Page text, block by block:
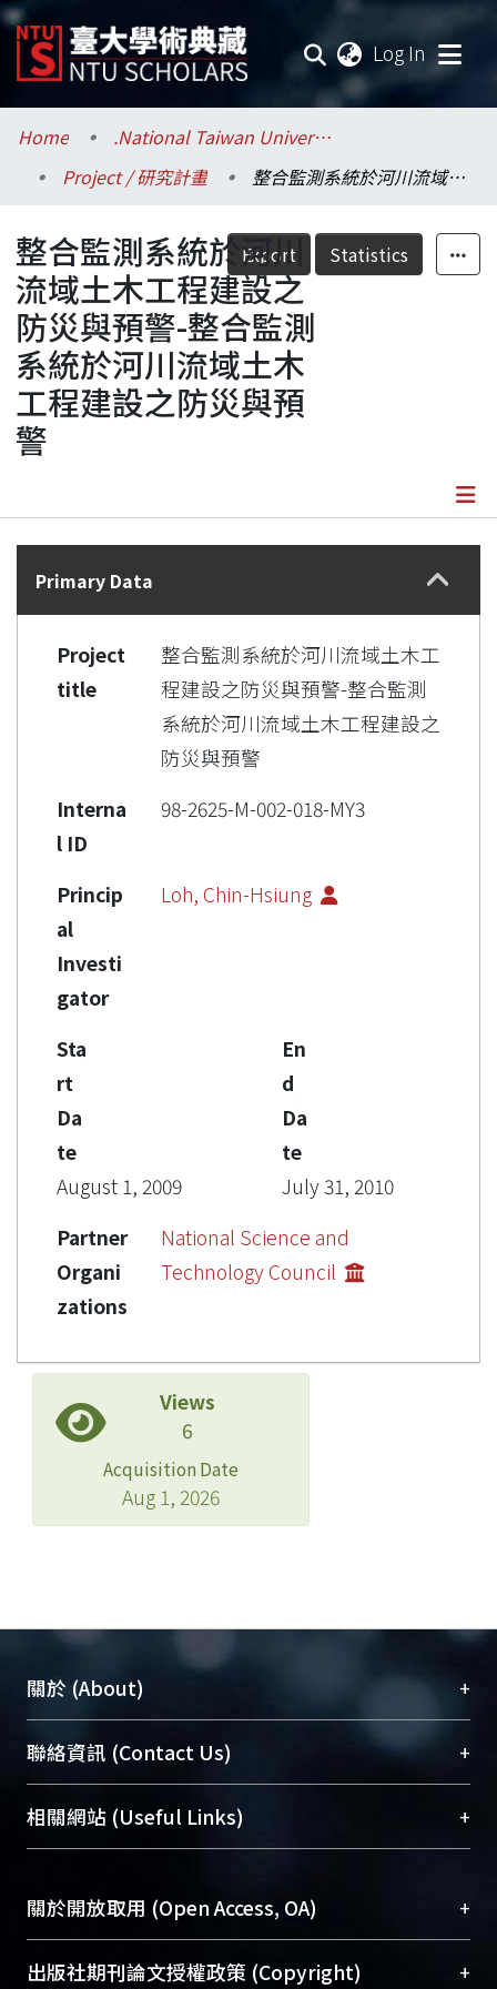
Log In
Communities & Collections
Research Outputs
Fundings & Projects
Researchers
Organizations
Statistics
Home
.National Taiwan University / 國立臺灣大學
Project / 研究計畫
整合監測系統於河川流域土木工程建設之防災與預警-整合監測系統於河川流域土木工程建設之防災與預警
Export Statistics
整合監測系統於河川
流域土木工程建設之
防災與預警-整合監測
系統於河川流域土木
工程建設之防災與預
警
Details
Primary Data
Project
title
整合監測系統於河川流域土木工
程建設之防災與預警-整合監測
系統於河川流域土木工程建設之
防災與預警
Interna
l ID
98-2625-M-002-018-MY3
Princip
al
Investi
gator
Loh, Chin-Hsiung
Sta
rt
Da
te
August 1, 2009
En
d
Da
te
July 31, 2010
Partner
Organi
zations
National Science and
Technology Council
Views
6
Acquisition Date
Aug 1, 2026
關於 (About) +
臺大位居世界頂尖大學之列，為永久珍藏及向國際
展現本校豐碩的研究成果及學術能量，圖書館整合
機構典藏（NTUR）與學術庫（AH）不同功能平
台，成為臺大學術典藏NTU scholars。期能整合研
成果。
To permanently archive and promote researcher
profiles and scholarly works, Library integrates the
聯絡資訊 (Contact Us) +
總館學科館員(Main Library)
醫學圖書館學科館員(Medical Library)
Sciences Library)
相關網站 (Useful Links) +
關於開放取用 (Open Access, OA) +
開放取用是從使用者角度提升資訊取用性的社會運
出版社期刊論文授權政策 (Copyright) +